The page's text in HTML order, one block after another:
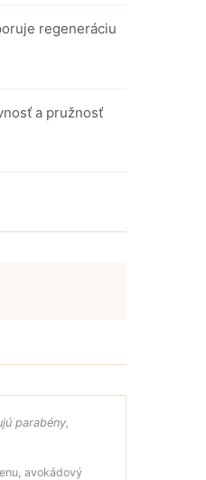
regeneráciu
a pružnosť
parabény,
avokádový